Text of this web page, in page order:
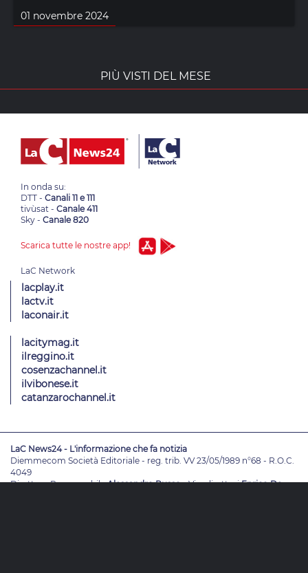
01 novembre 2024
PIÙ VISTI DEL MESE
In onda su:
DTT - Canali 11 e 111
tivùsat - Canale 411
Sky - Canale 820
Scarica tutte le nostre app!
lacplay.it
lactv.it
laconair.it
lacitymag.it
ilreggino.it
cosenzachannel.it
ilvibonese.it
catanzarochannel.it
LaC News24 - L'informazione che fa notizia
Diemmecom Società Editoriale - reg. trib. VV 23/05/1989 n°68 - R.O.C.
4049
Direttore ResponsabileAlessandro Russo- VicedirettoriEnrico De